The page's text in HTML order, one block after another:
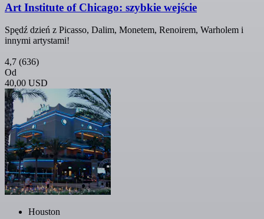
Art Institute of Chicago: szybkie wejście
Spędź dzień z Picasso, Dalim, Monetem, Renoirem, Warholem i
innymi artystami!
4,7 (636)
Od
40,00 USD
Houston